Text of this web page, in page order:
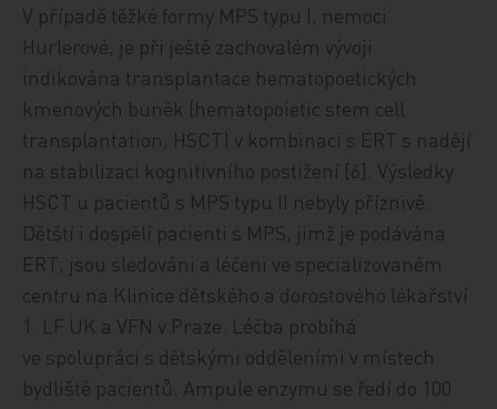
V případě těžké formy MPS typu I, nemoci
Hurlerové, je při ještě zachovalém vývoji
indikována transplantace hematopoetických
kmenových buněk (hematopoietic stem cell
transplantation, HSCT) v kombinaci s ERT s nadějí
na stabilizaci kognitivního postižení [6]. Výsledky
HSCT u pacientů s MPS typu II nebyly příznivé.
Dětští i dospělí pacienti s MPS, jimž je podávána
ERT, jsou sledováni a léčeni ve specializovaném
centru na Klinice dětského a dorostového lékařství
1. LF UK a VFN v Praze. Léčba probíhá
ve spolupráci s dětskými odděleními v místech
bydliště pacientů. Ampule enzymu se ředí do 100